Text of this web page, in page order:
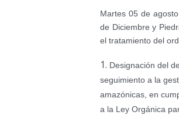
Martes 05 de
de Diciembre y
el tratamiento del
Designación del
seguimiento a la
amazónicas, en
a la Ley Orgánica